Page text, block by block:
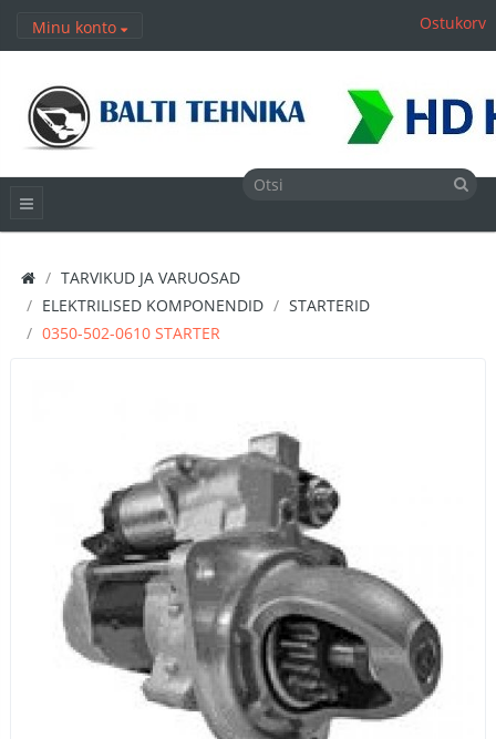
Minu konto Ostukorv
TARVIKUD JA VARUOSAD
ELEKTRILISED KOMPONENDID
STARTERID
0350-502-0610 STARTER